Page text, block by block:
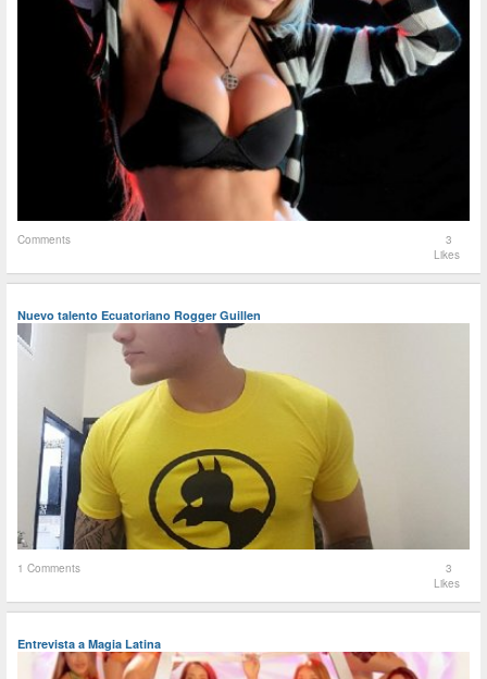
Comments
3
Likes
Nuevo talento Ecuatoriano Rogger Guillen
1 Comments
3
Likes
Entrevista a Magia Latina